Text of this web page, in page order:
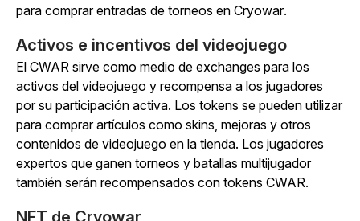
para comprar entradas de torneos en Cryowar.
Activos e incentivos del videojuego
El CWAR sirve como medio de exchanges para los
activos del videojuego y recompensa a los jugadores
por su participación activa. Los tokens se pueden utilizar
para comprar artículos como skins, mejoras y otros
contenidos de videojuego en la tienda. Los jugadores
expertos que ganen torneos y batallas multijugador
también serán recompensados con tokens CWAR.
NFT de Cryowar